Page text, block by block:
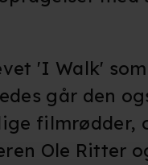
'I Walk'
går den
filmrødder,
Ole Ritter